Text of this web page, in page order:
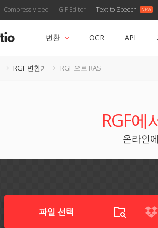
Compress Video GIF Editor Text to Speech
변환 OCR API
RGF 변환기 RGF 으로 RAS
RGF에
온라인
파일 선택